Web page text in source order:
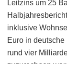
Leitzins um 25
inklusive
Euro in
rund vier